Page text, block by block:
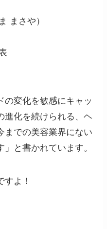
まさや）
の変化を敏感にキャッ
進化を続けられる、ヘ
までの美容業界にない
と書かれています。
よ！